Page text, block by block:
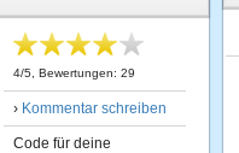
4/5 , Bewertungen: 29
› Kommentar schreiben
Code für deine